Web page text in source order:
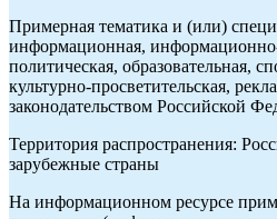
Примерная тематика и (или)
информационная,
политическая, образовательная,
культурно-просветительская,
законодательством Российской
Территория распространения:
зарубежные страны
На информационном ресурсе